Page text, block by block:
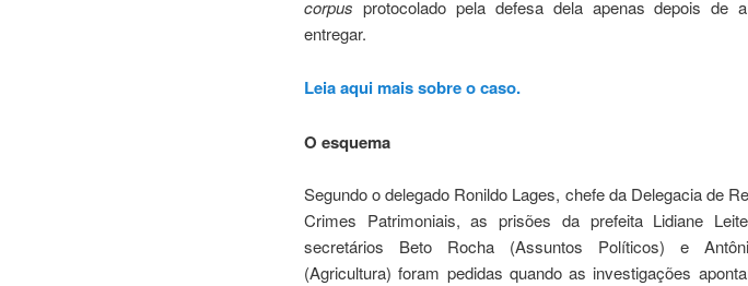
corpus protocolado pela defesa dela apenas depois de
entregar.
Leia aqui mais sobre o caso.
O esquema
Segundo o delegado Ronildo Lages, chefe da Delegacia de
Crimes Patrimoniais, as prisões da prefeita Lidiane
secretários Beto Rocha (Assuntos Políticos) e
(Agricultura) foram pedidas quando as investigações